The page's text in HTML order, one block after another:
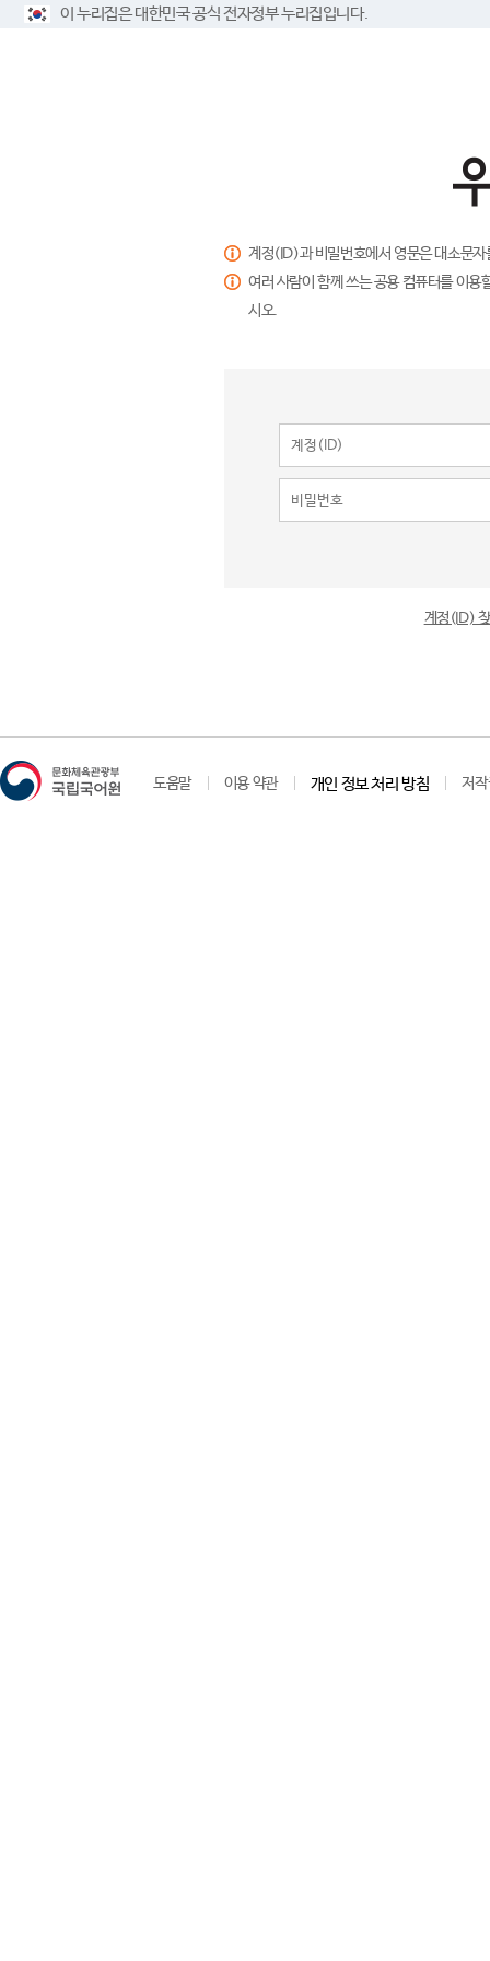
이 누리집은 대한민국 공식 전자정부 누리집입니다.
계정(ID)과 비밀번호에서 영문은 대소문
여러 사람이 함께 쓰는 공용 컴퓨터를 이
시오.
계정(ID)
도움말 이용 약관 개인 정보 처리 방침 저